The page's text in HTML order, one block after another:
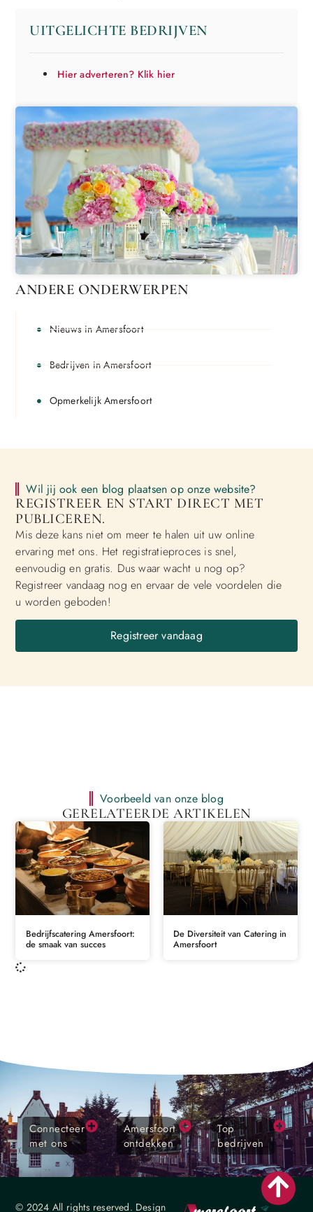
UITGELICHTE BEDRIJVEN
Hier adverteren? Klik hier
ANDERE ONDERWERPEN
Nieuws in Amersfoort
Bedrijven in Amersfoort
Opmerkelijk Amersfoort
Wil jij ook een blog plaatsen op onze website?
REGISTREER EN START DIRECT MET
PUBLICEREN.
Mis deze kans niet om meer te halen uit uw online
ervaring met ons. Het registratieproces is snel,
eenvoudig en gratis. Dus waar wacht u nog op?
Registreer vandaag nog en ervaar de vele voordelen die
u worden geboden!
Registreer vandaag
Voorbeeld van onze blog
GERELATEERDE ARTIKELEN
Bedrijfscatering Amersfoort:
de smaak van succes
De Diversiteit van Catering in
Amersfoort
Connecteer
met ons
Amersfoort
ontdekken
Top
bedrijven
© 2024 All rights reserved. Design